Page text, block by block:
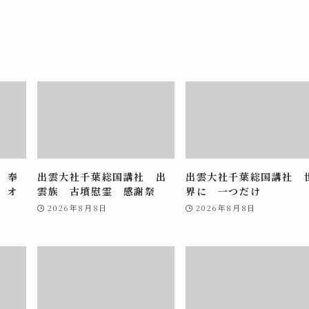
奉
オ
出雲大社千葉総国講社 出
雲族 古墳慰霊 感謝祭
2026年8月8日
出雲大社千葉総国講社
界に 一つだけ
2026年8月8日